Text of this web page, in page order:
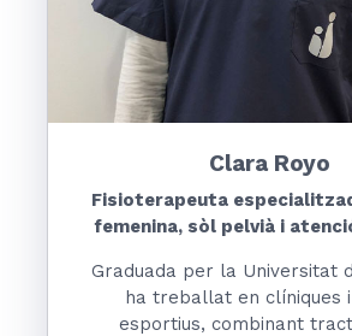
Clara Royo
Fisioterapeuta
femenina, sòl pelvià i
Graduada per la Universitat
ha treballat en clíniques
esportius, combinant